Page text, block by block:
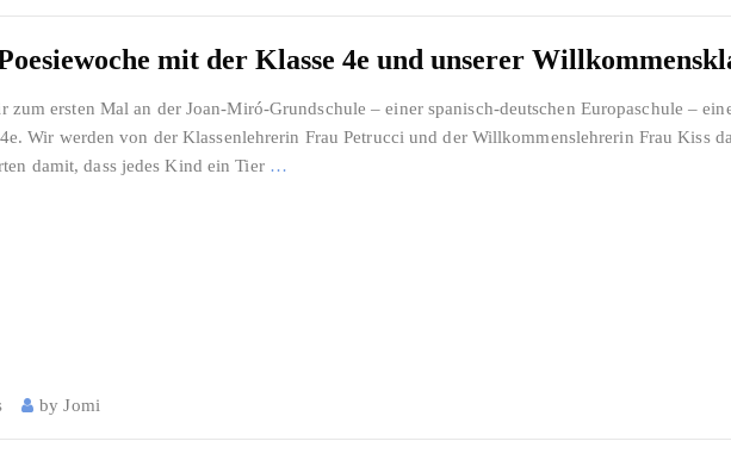
mit der Klasse 4e und unserer
ersten Mal an der Joan-Miró-Grundschule – einer spanisch-deutschen Europaschule –
Wir werden von der Klassenlehrerin Frau Petrucci und der Willkommenslehrerin Frau Kiss
damit, dass jedes Kind ein Tier …
byJomi